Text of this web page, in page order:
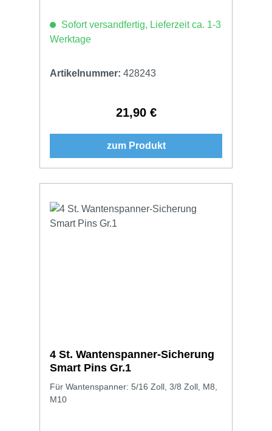
Sofort versandfertig, Lieferzeit ca. 1-3
Werktage
Artikelnummer: 428243
Regulärer Preis:
21,90 €
zum Produkt
4 St. Wantenspanner-Sicherung
Smart Pins Gr.1
Für Wantenspanner: 5/16 Zoll, 3/8 Zoll, M8,
M10